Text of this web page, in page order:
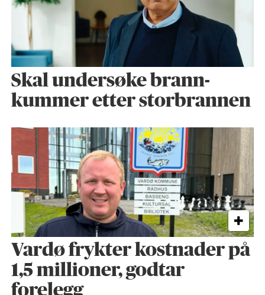
Skal undersøke brann­
kummer etter storbrannen
Vardø frykter kostnader på
1,5 millioner, godtar
forelegg